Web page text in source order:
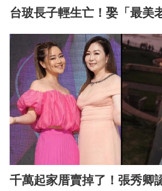
台玻長子輕生亡！娶「最美
千萬起家厝賣掉了！張秀卿